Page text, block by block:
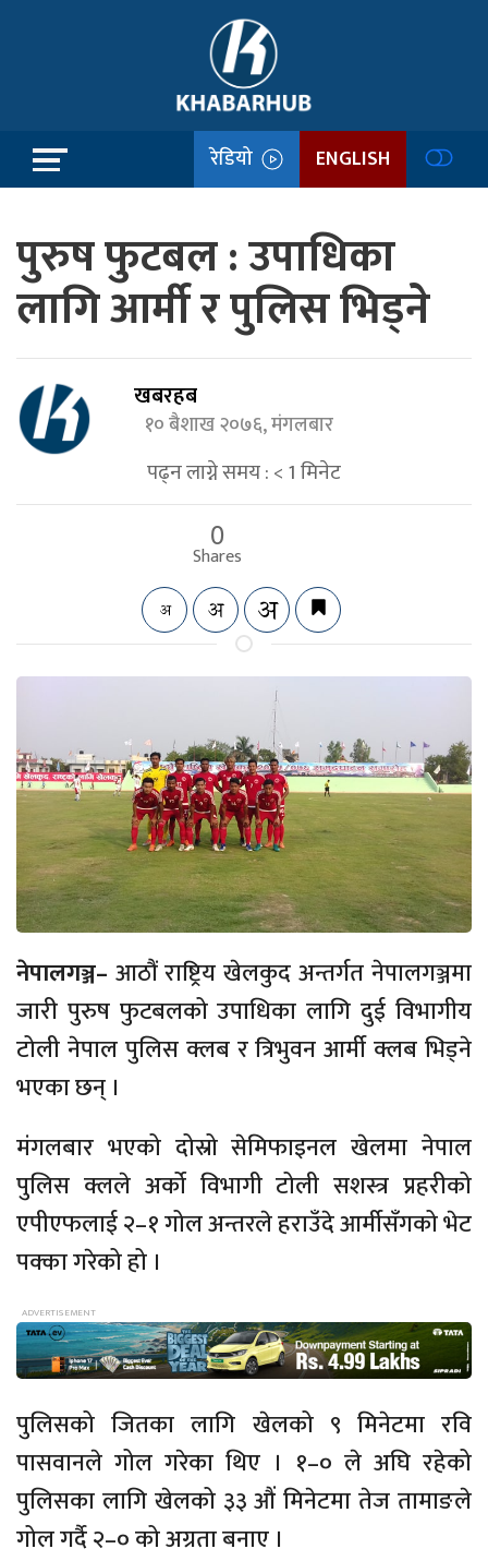
रेडियो ENGLISH
पुरुष फुटबल : उपाधिका
लागि आर्मी र पुलिस भिड्ने
खबरहब
१० बैशाख २०७६, मंगलबार
पढ्न लाग्ने समय :< 1मिनेट
0
Shares
नेपालगञ्ज– आठौं राष्ट्रिय खेलकुद अन्तर्गत नेपालगञ्जमा
जारी पुरुष फुटबलको उपाधिका लागि दुई विभागीय
टोली नेपाल पुलिस क्लब र त्रिभुवन आर्मी क्लब भिड्ने
भएका छन् ।
मंगलबार भएको दोस्रो सेमिफाइनल खेलमा नेपाल
पुलिस क्लले अर्को विभागी टोली सशस्त्र प्रहरीको
एपीएफलाई २–१ गोल अन्तरले हराउँदे आर्मीसँगको भेट
पक्का गरेको हो ।
पुलिसको जितका लागि खेलको ९ मिनेटमा रवि
पासवानले गोल गरेका थिए । १–० ले अघि रहेको
पुलिसका लागि खेलको ३३ औं मिनेटमा तेज तामाङले
गोल गर्दै २–० को अग्रता बनाए ।